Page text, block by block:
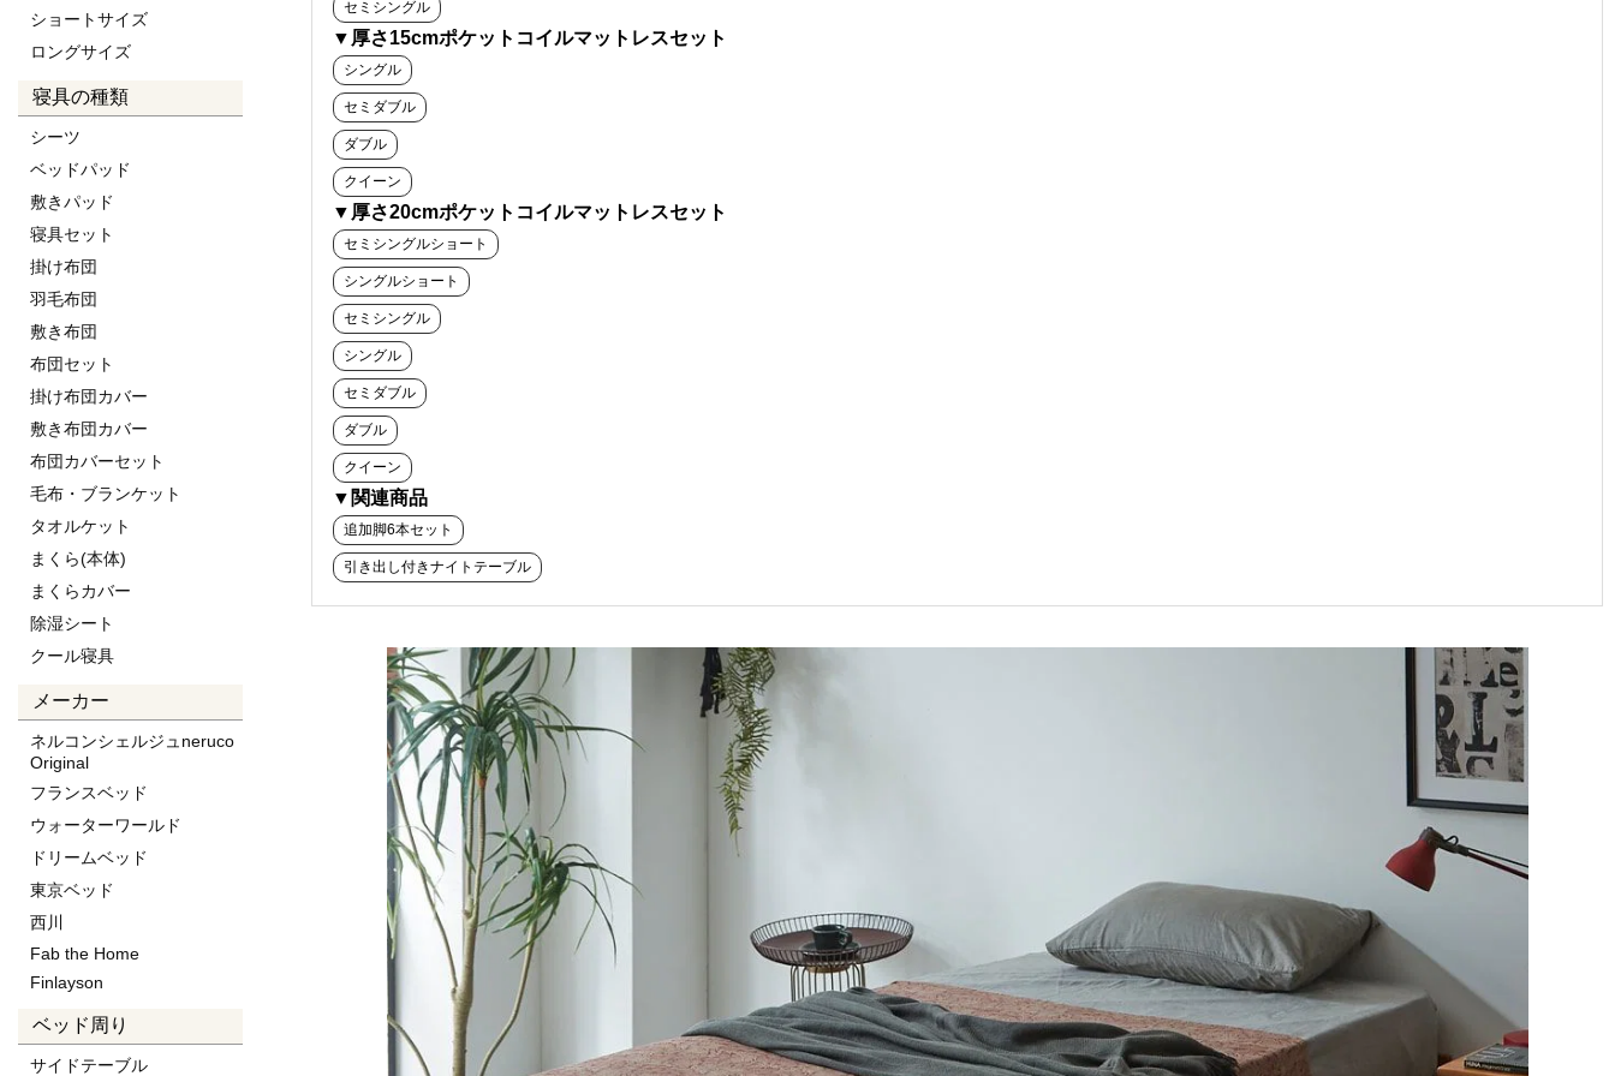
ショートサイズ
ロングサイズ
寝具の種類
シーツ
ベッドパッド
敷きパッド
寝具セット
掛け布団
羽毛布団
敷き布団
布団セット
掛け布団カバー
敷き布団カバー
布団カバーセット
毛布・ブランケット
タオルケット
まくら(本体)
まくらカバー
除湿シート
クール寝具
メーカー
ネルコンシェルジュneruco
Original
フランスベッド
ウォーターワールド
ドリームベッド
東京ベッド
西川
Fab the Home
Finlayson
ベッド周り
サイドテーブル
セミシングル
▼厚さ15cmポケットコイルマットレスセット
シングル
セミダブル
ダブル
クイーン
▼厚さ20cmポケットコイルマットレスセット
セミシングルショート
シングルショート
セミシングル
シングル
セミダブル
ダブル
クイーン
▼関連商品
追加脚6本セット
引き出し付きナイトテーブル